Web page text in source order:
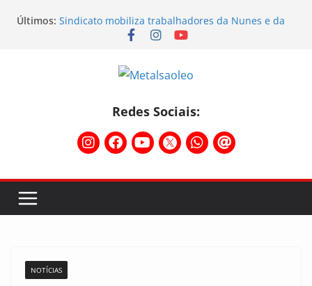
Últimos: Sindicato mobiliza trabalhadores da Nunes e da
planeja o futuro da região
Semana do STIMMMESL foi marcada por fortes
Conselho Diretivo da CNM/CUT debate indústria e
mobilização dos metalúrgicos
Physioclinic: parceira do Sindicato
Redes Sociais:
NOTÍCIAS